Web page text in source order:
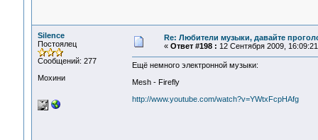
Silence
Постоялец
Сообщений: 277
Мохини
Re: Любители музыки, давайте
« Ответ #198 : 12 Сентября 2009,
Ещё немного электронной музыки:
Mesh - Firefly
http://www.youtube.com/watch?v=YWtxFcpHAfg